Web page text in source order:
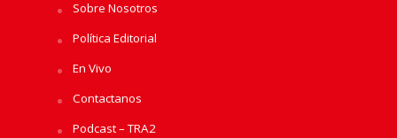
Sobre Nosotros
Política Editorial
En Vivo
Contactanos
Podcast – TRA2